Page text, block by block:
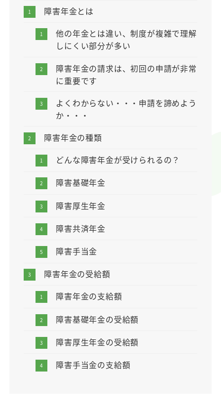
障害年金とは
他の年金とは違い、制度が複雑で理解
しにくい部分が多い
障害年金の請求は、初回の申請が非常
に重要です
よくわからない・・・申請を諦めよう
か・・・
障害年金の種類
どんな障害年金が受けられるの？
障害基礎年金
障害厚生年金
障害共済年金
障害手当金
障害年金の受給額
障害年金の支給額
障害基礎年金の受給額
障害厚生年金の受給額
障害手当金の支給額